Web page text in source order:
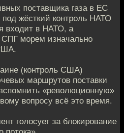
поставщика газа в ЕС
жёсткий контроль НАТО
входит в НАТО, а
СПГ морем изначально
(контроль США)
маршрутов поставки
«революционную»
вопросу всё это время.
голосует за блокирование